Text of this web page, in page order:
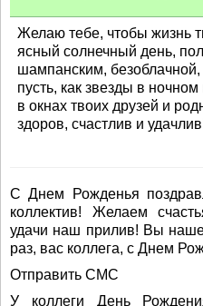
Желаю тебе, чтобы жизнь
ясный солнечный день,
шампанским,
пусть, как звезды в ночном
в окнах твоих друзей и
здоров, счастлив и
С Днем Рожденья
коллектив! Желаем
удачи наш прилив! Вы
раз, вас коллега, с Днем
Отправить СМС
У коллеги День